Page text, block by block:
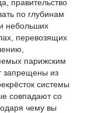
правительство
по глубинам
небольших
перевозящих
парижским
запрещены из
системы
совпадают со
чему вы